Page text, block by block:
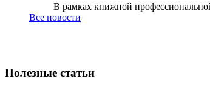
В рамках книжной
Все новости
Полезные статьи